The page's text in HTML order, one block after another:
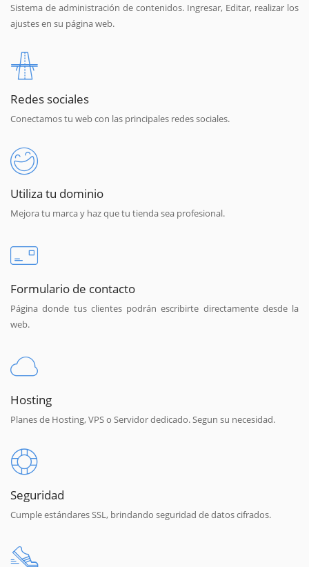
Sistema de administración de contenidos. Ingresar, Editar, realizar los
ajustes en su página web.
Redes sociales
Conectamos tu web con las principales redes sociales.
Utiliza tu dominio
Mejora tu marca y haz que tu tienda sea profesional.
Formulario de contacto
Página donde tus clientes podrán escribirte directamente desde la
web.
Hosting
Planes de Hosting, VPS o Servidor dedicado. Segun su necesidad.
Seguridad
Cumple estándares SSL, brindando seguridad de datos cifrados.